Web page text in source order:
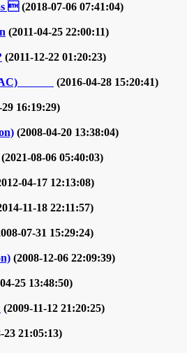
(2018-07-06 07:41:04)
(2011-04-25 22:00:11)
(2011-12-22 01:20:23)
(BAC) (2016-04-28 15:20:41)
16:19:29)
(2008-04-20 13:38:04)
(2021-08-06 05:40:03)
04-17 12:13:08)
11-18 22:11:57)
07-31 15:29:24)
(2008-12-06 22:09:39)
25 13:48:50)
(2009-11-12 21:20:25)
23 21:05:13)